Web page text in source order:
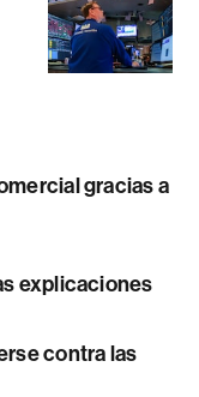
gracias a
explicaciones
contra las